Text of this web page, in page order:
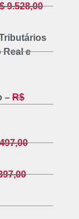
9.528,00
Real e
– R$